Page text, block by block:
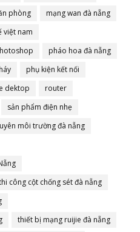
phòng
mạng wan đà nẵng
việt nam
pháo hoa đà nẵng
phụ kiện kết nối
dektop
router
sản phẩm điện nhẹ
môi trường đà nẵng
công cột chống sét đà nẵng
thiết bị mạng ruijie đà nẵng